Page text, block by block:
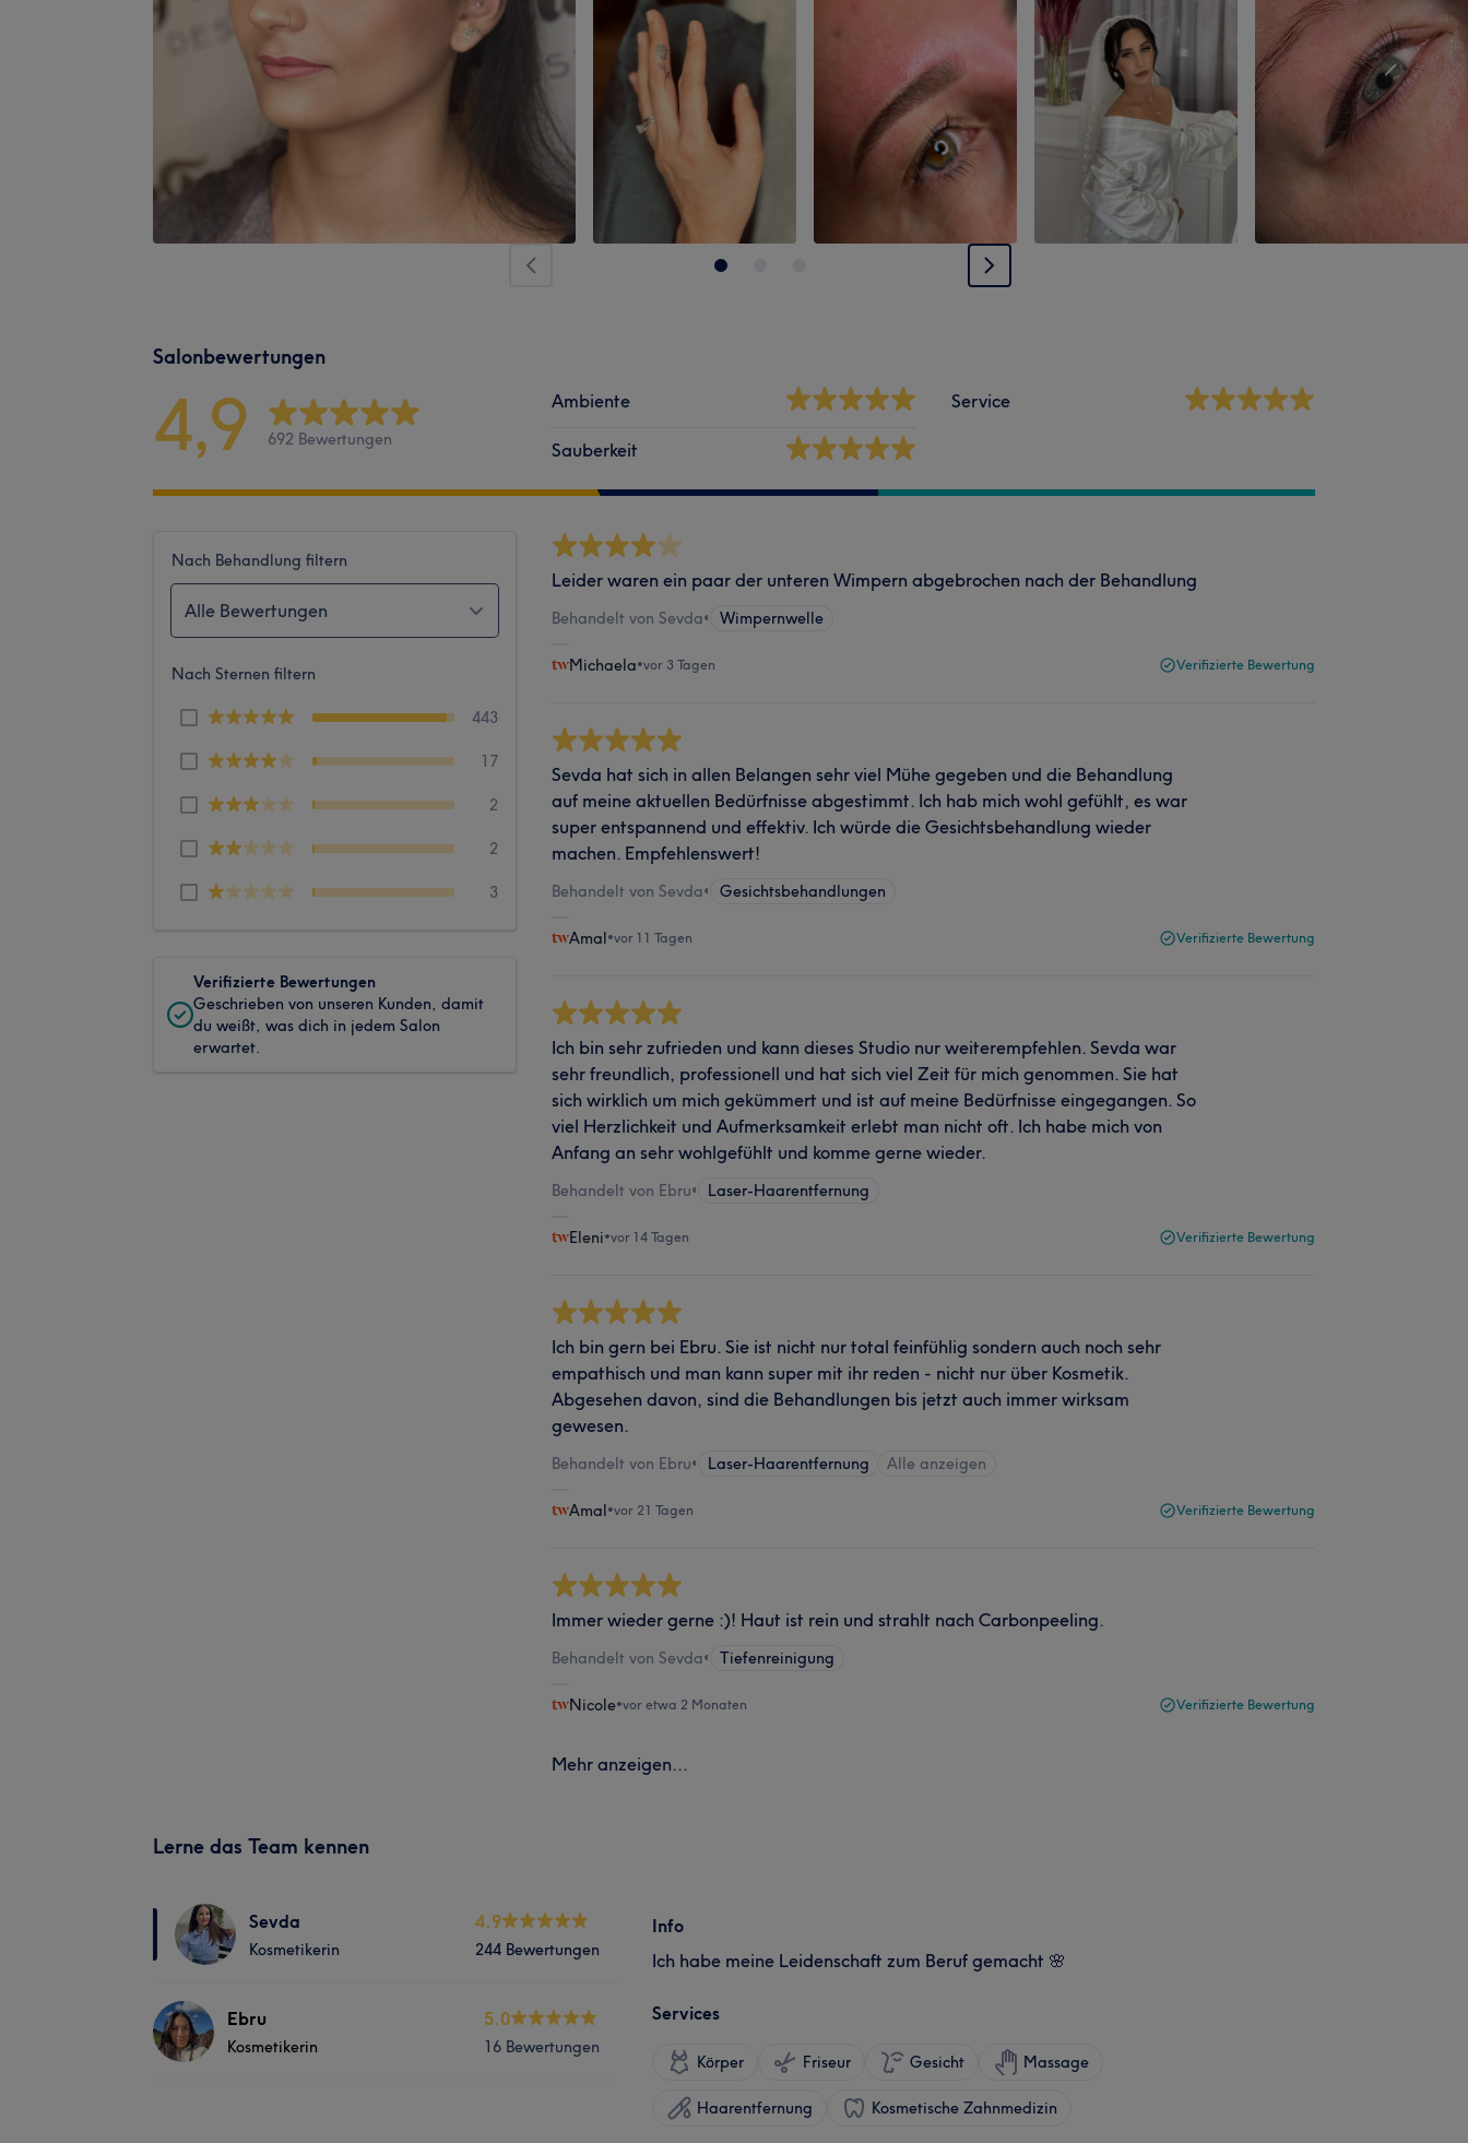
Salonbewertungen
4,9 692 Bewertungen
Ambiente
Sauberkeit
Service
Nach Behandlung filtern
Alle Bewertungen
Nach Sternen filtern
443
17
2
2
3
Verifizierte Bewertungen
Geschrieben von unseren Kunden, damit
du weißt, was dich in jedem Salon
erwartet.
Leider waren ein paar der unteren Wimpern abgebrochen nach der Behandlung
Behandelt von Sevda• Wimpernwelle
Michaela•vor 3 Tagen Verifizierte Bewertung
Sevda hat sich in allen Belangen sehr viel Mühe gegeben und die Behandlung
auf meine aktuellen Bedürfnisse abgestimmt. Ich hab mich wohl gefühlt, es war
super entspannend und effektiv. Ich würde die Gesichtsbehandlung wieder
machen. Empfehlenswert!
Behandelt von Sevda• Gesichtsbehandlungen
Amal•vor 11 Tagen Verifizierte Bewertung
Ich bin sehr zufrieden und kann dieses Studio nur weiterempfehlen. Sevda war
sehr freundlich, professionell und hat sich viel Zeit für mich genommen. Sie hat
sich wirklich um mich gekümmert und ist auf meine Bedürfnisse eingegangen. So
viel Herzlichkeit und Aufmerksamkeit erlebt man nicht oft. Ich habe mich von
Anfang an sehr wohlgefühlt und komme gerne wieder.
Behandelt von Ebru• Laser-Haarentfernung
Eleni•vor 14 Tagen Verifizierte Bewertung
Ich bin gern bei Ebru. Sie ist nicht nur total feinfühlig sondern auch noch sehr
empathisch und man kann super mit ihr reden - nicht nur über Kosmetik.
Abgesehen davon, sind die Behandlungen bis jetzt auch immer wirksam
gewesen.
Behandelt von Ebru• Laser-Haarentfernung Alle anzeigen
Amal•vor 21 Tagen Verifizierte Bewertung
Immer wieder gerne :)! Haut ist rein und strahlt nach Carbonpeeling.
Behandelt von Sevda• Tiefenreinigung
Nicole•vor etwa 2 Monaten Verifizierte Bewertung
Mehr anzeigen...
Lerne das Team kennen
Sevda
Kosmetikerin
4.9
244 Bewertungen
Ebru
Kosmetikerin
5.0
16 Bewertungen
Info
Ich habe meine Leidenschaft zum Beruf gemacht 🌸
Services
Körper Friseur Gesicht Massage
Haarentfernung Kosmetische Zahnmedizin